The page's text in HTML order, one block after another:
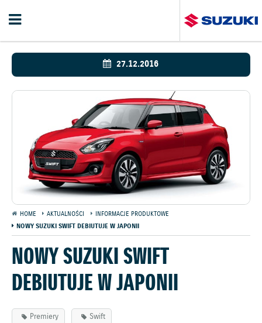
27.12.2016
HOME AKTUALNOŚCI
INFORMACJE PRODUKTOWE
NOWY SUZUKI SWIFT DEBIUTUJE W JAPONII
NOWY SUZUKI SWIFT
DEBIUTUJE W JAPONII
Premiery Swift